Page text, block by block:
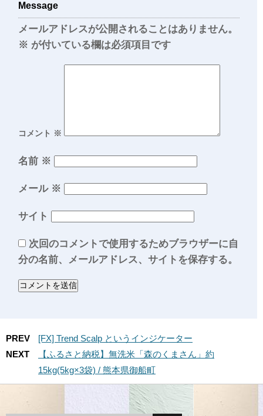
Message
メールアドレスが公開されることはありません。
※ が付いている欄は必須項目です
コメント ※
名前 ※
メール ※
サイト
次回のコメントで使用するためブラウザーに自
分の名前、メールアドレス、サイトを保存する。
PREV
[FX] Trend Scalp というインジケーター
NEXT
【ふるさと納税】無洗米「森のくまさん」約
15kg(5kg×3袋) / 熊本県御船町